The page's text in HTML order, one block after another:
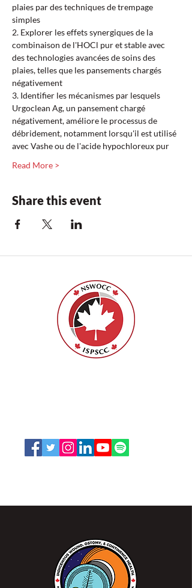
plaies par des techniques de trempage
simples
2. Explorer les effets synergiques de la
combinaison de l'HOCl pur et stable avec
des technologies avancées de soins des
plaies, telles que les pansements chargés
négativement
3. Identifier les mécanismes par lesquels
Urgoclean Ag, un pansement chargé
négativement, améliore le processus de
débridement, notamment lorsqu'il est utilisé
avec Vashe ou de l'acide hypochloreux pur
Read More >
Share this event